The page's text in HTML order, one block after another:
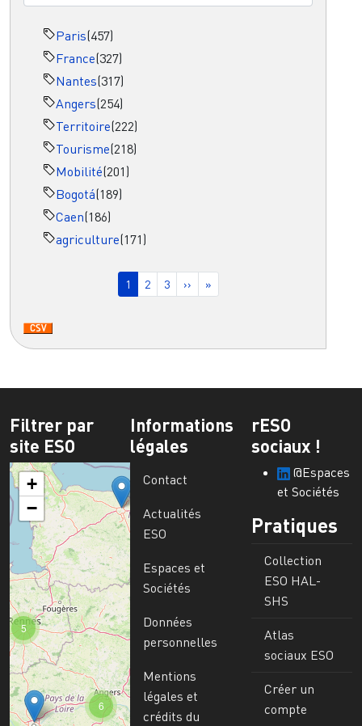
Paris(457)
France(327)
Nantes(317)
Angers(254)
Territoire(222)
Tourisme(218)
Mobilité(201)
Bogotá(189)
Caen(186)
agriculture(171)
Page courante
1 Page
2 Page
3 Page suivante
›› Dernière page
»
Filtrer par
site ESO
6
5
+
−
Informations
légales
Contact
Actualités
ESO
Espaces et
Sociétés
Données
personnelles
Mentions
légales et
crédits du
rESO
sociaux !
@Espaces
et Sociétés
Pratiques
Collection
ESO HAL-
SHS
Atlas
sociaux ESO
Créer un
compte